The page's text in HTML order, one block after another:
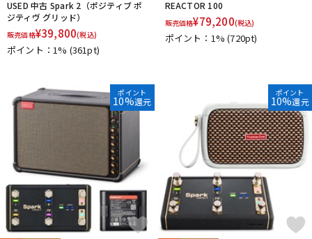
DJ機器 DTM
DTM オンライン納品 レコーディング機器
配信/ライブ機器 楽器アクセサリ
中古 ヴィンテージ
USED 中古 Spark 2（ポジティブ ポ
ジティヴ グリッド）
販売価格¥39,800(税込)
ポイント：1% (361pt)
REACTOR 100
販売価格¥79,200(税込)
ポイント：1%(720pt)
ポイント
10%還元
ポイント
10%還元